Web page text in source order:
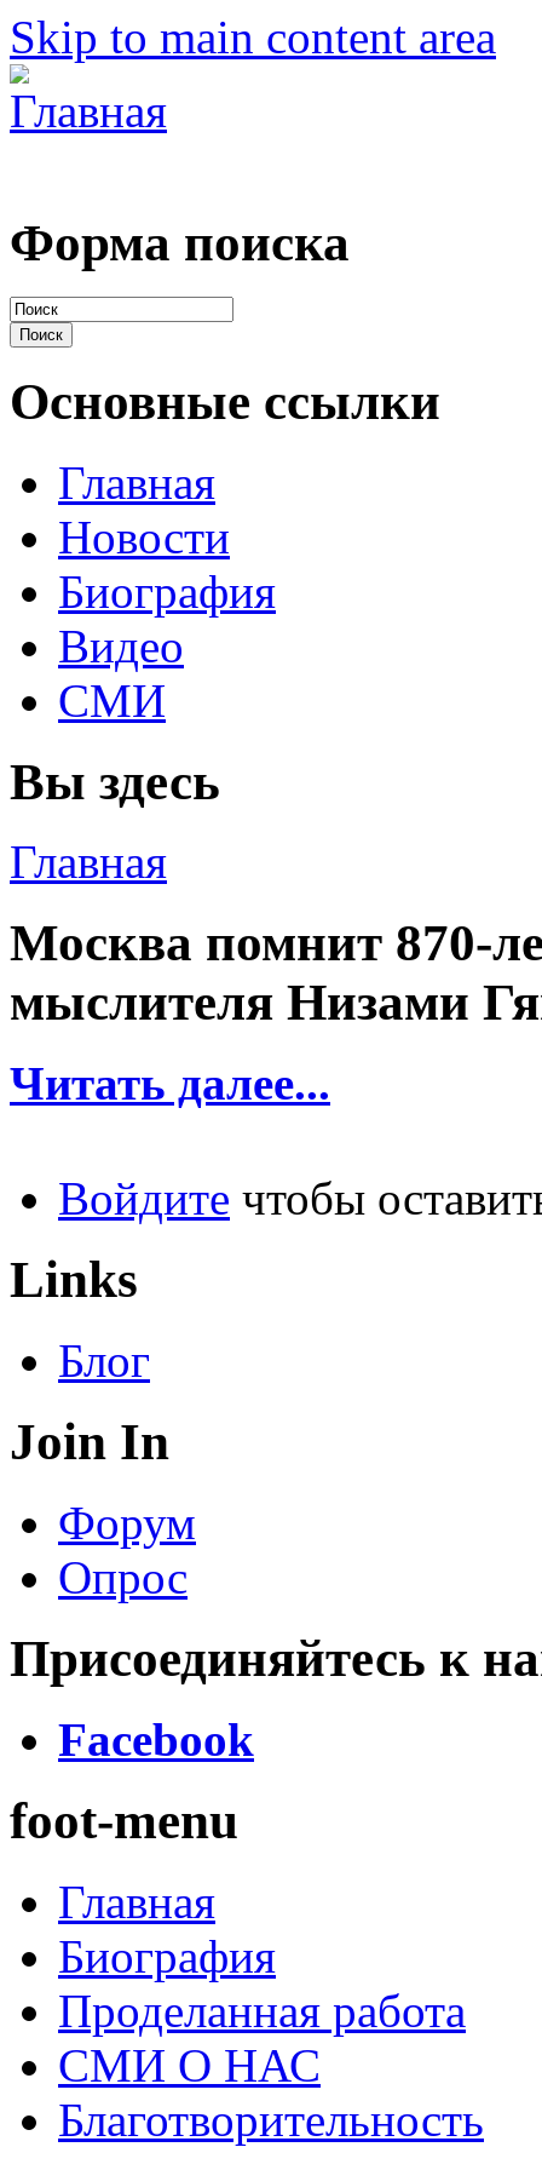
Skip to main content area
Форма поиска
Основные ссылки
Главная
Новости
Биография
Видео
СМИ
Вы здесь
Главная
Москва помнит 870-
мыслителя Низами
Читать далее...
Войдите чтобы
Links
Блог
Join In
Форум
Опрос
Присоединяйтесь к
Facebook
foot-menu
Главная
Биография
Проделанная работа
СМИ О НАС
Благотворительность